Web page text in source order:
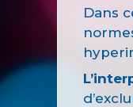
Dans